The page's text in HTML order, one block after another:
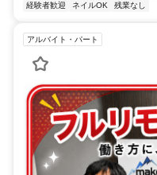
経験者歓迎
ネイルOK 残業なし
アルバイト・パート